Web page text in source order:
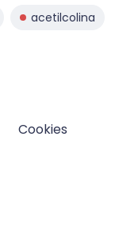
acetilcolina
Cookies